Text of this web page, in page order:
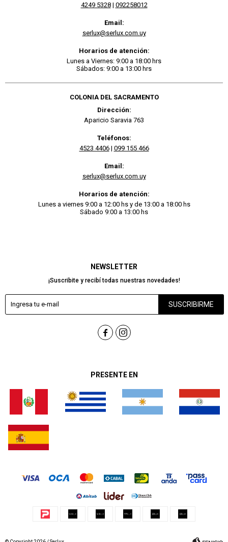
PRESENTE EN
NEWSLETTER
¡Suscribite y recibí todas nuestras novedades!
SUSCRIBIRME
 
4249 5328| 092258012
Email:
serlux@serlux.com.uy
Horarios de atención:
Lunes a Viernes: 9:00 a 18:00 hrs
Sábados: 9:00 a 13:00 hrs
COLONIA DEL SACRAMENTO
Dirección:
Aparicio Saravia 763
Teléfonos:
4523 4406| 099 155 466
Email:
serlux@serlux.com.uy
Horarios de atención:
Lunes a viernes 9:00 a 12:00 hs y de 13:00 a 18:00 hs
Sábado 9:00 a 13:00 hs